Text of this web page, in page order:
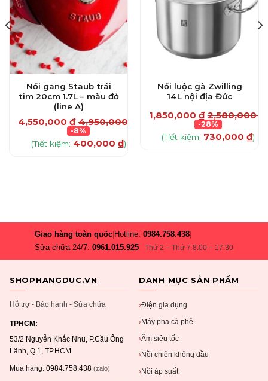
Nồi gang Staub trái
tim 20cm 1.7L – màu đỏ
(line A)
4,550,000 ₫ 4,950,000
-8%
(Tiết kiệm: 400,000 ₫)
Nồi luộc gà Zwilling
14L nội địa Đức
1,850,000 ₫ 2,580,000
-28%
(Tiết kiệm: 730,000₫)
Giao hàng toàn quốc Hotline:0984.758.438
Sửa chữa 24/7:0961.015.925 Thứ 2 – Thứ 7 8:00 – 17:30
SHOPHANGDUC.VN
Hỗ trợ - Bảo hành - Sửa chữa
TPHCM:
53/2 Nguyễn Khắc Nhu, P.Cầu Ông
Lãnh, Q.1, TP.HCM
Mua hàng: 0984.758.438 (zalo)
DANH MỤC SẢN PHẨM
›Điện gia dụng
›Máy pha cà phê
›Ấm siêu tốc
› Nồi chiên không dầu
› Nồi áp suất